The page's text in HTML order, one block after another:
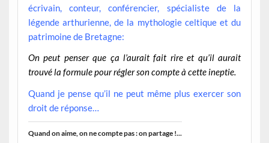
écrivain, conteur, conférencier, spécialiste de la
légende arthurienne, de la mythologie celtiqueet du
patrimoine de Bretagne:
On peut penser que ça l’aurait fait rire et qu’il aurait
trouvé la formule pour régler son compte à cette ineptie.
Quand je pense qu’il ne peut même plus exercer son
droit de réponse…
Quand on aime, on ne compte pas : on partage !...